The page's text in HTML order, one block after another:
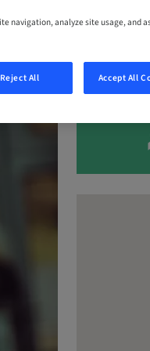
navigation, analyze site usage, and
Reject All Accept All